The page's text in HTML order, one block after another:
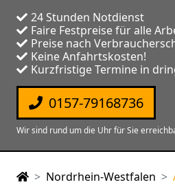
24 Stunden Notdienst
Faire Festpreise für alle
Preise nach
Keine Anfahrtskosten!
Kurzfristige Termine in
0157-79168736
Wir sind rund um die Uhr für Sie
Nordrhein-Westfalen